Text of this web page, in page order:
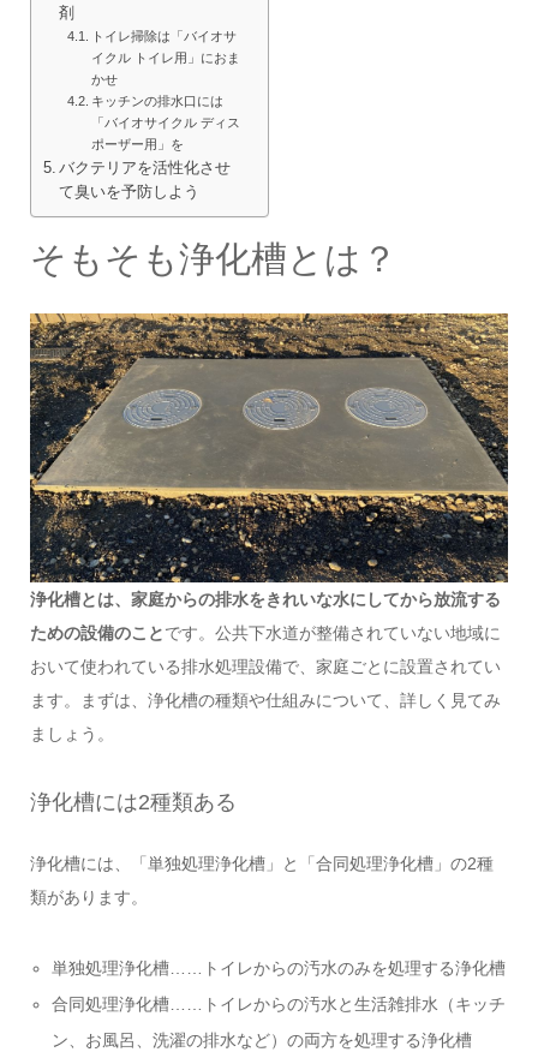
剤
トイレ掃除は「バイオサ
イクル トイレ用」におま
かせ
キッチンの排水口には
「バイオサイクル ディス
ポーザー用」を
バクテリアを活性化させ
て臭いを予防しよう
そもそも浄化槽とは？
浄化槽とは、家庭からの排水をきれいな水にしてから放流する
ための設備のことです。公共下水道が整備されていない地域に
おいて使われている排水処理設備で、家庭ごとに設置されてい
ます。まずは、浄化槽の種類や仕組みについて、詳しく見てみ
ましょう。
浄化槽には2種類ある
浄化槽には、「単独処理浄化槽」と「合同処理浄化槽」の2種
類があります。
単独処理浄化槽……トイレからの汚水のみを処理する浄化槽
合同処理浄化槽……トイレからの汚水と生活雑排水（キッチ
ン、お風呂、洗濯の排水など）の両方を処理する浄化槽